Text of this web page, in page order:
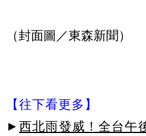
（封面圖／東森新聞）
【往下看更多】
► 西北雨發威！全台午